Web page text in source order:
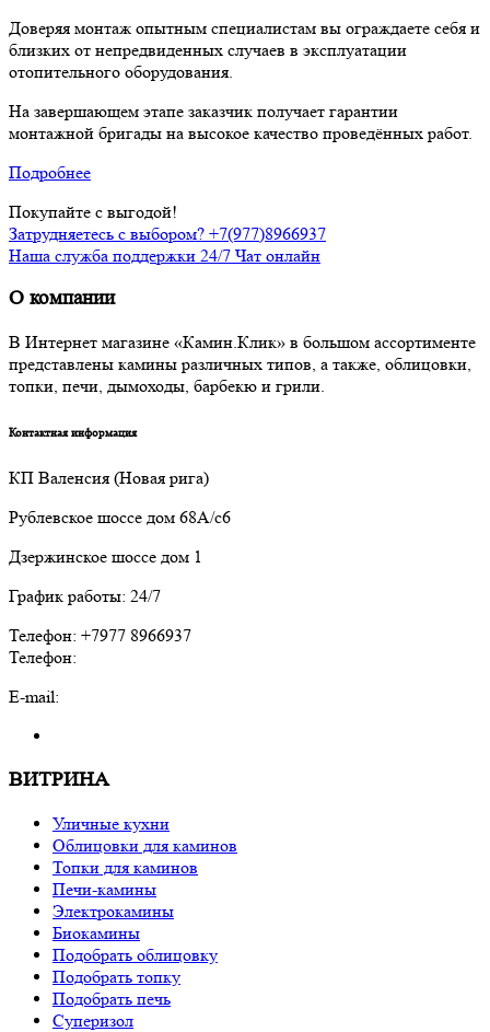
Доверяя монтаж опытным специалистам вы ограждаете себя и
близких от непредвиденных случаев в эксплуатации
отопительного оборудования.
На завершающем этапе заказчик получает гарантии
монтажной бригады на высокое качество проведённых работ.
Подробнее
Покупайте с выгодой!
Затрудняетесь с выбором? +7(977)8966937
Наша служба поддержки 24/7 Чат онлайн
О компании
В Интернет магазине «Камин.Клик» в большом ассортименте
представлены камины различных типов, а также, облицовки,
топки, печи, дымоходы, барбекю и грили.
Контактная информация
КП Валенсия (Новая рига)
Рублевское шоссе дом 68А/с6
Дзержинское шоссе дом 1
График работы: 24/7
Телефон: +7977 8966937
Телефон:
E-mail:
ВИТРИНА
Уличные кухни
Облицовки для каминов
Топки для каминов
Печи-камины
Электрокамины
Биокамины
Подобрать облицовку
Подобрать топку
Подобрать печь
Суперизол